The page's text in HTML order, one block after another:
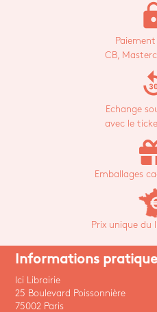
CB,
Echange
avec le
Emballages
Prix unique du
Informations
Ici Librairie
25 Boulevard Poissonnière
75002 Paris